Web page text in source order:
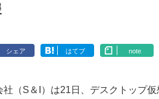
シェア はてブ note
（S＆I）は21日、デスクトップ仮